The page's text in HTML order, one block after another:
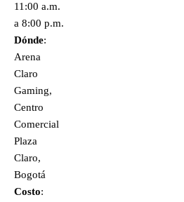
11:00 a.m.
a 8:00 p.m.
Dónde:
Arena
Claro
Gaming,
Centro
Comercial
Plaza
Claro,
Bogotá
Costo: